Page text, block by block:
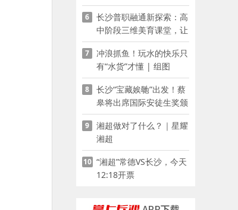
溺水课堂搬到乡村青少年
家门口
6
长沙普职融通新探索：高
中阶段三维美育课堂，让
少年向美而生
7
冲浪抓鱼！玩水的快乐只
有“水货”才懂 | 组图
8
长沙“宝藏娭毑”出发！蔡
皋将出席国际安徒生奖颁
奖典礼并领奖
9
湘超做对了什么？｜星耀
湘超
10 “湘超”常德VS长沙，今天
12:18开票